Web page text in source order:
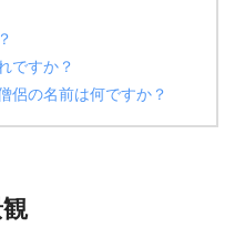
ですか？
侶の名前は何ですか？